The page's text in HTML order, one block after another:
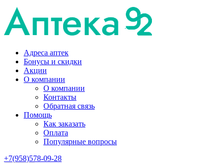
Адреса аптек
Бонусы и скидки
Акции
О компании
О компании
Контакты
Обратная связь
Помощь
Как заказать
Оплата
Популярные вопросы
+7(958)578-09-28